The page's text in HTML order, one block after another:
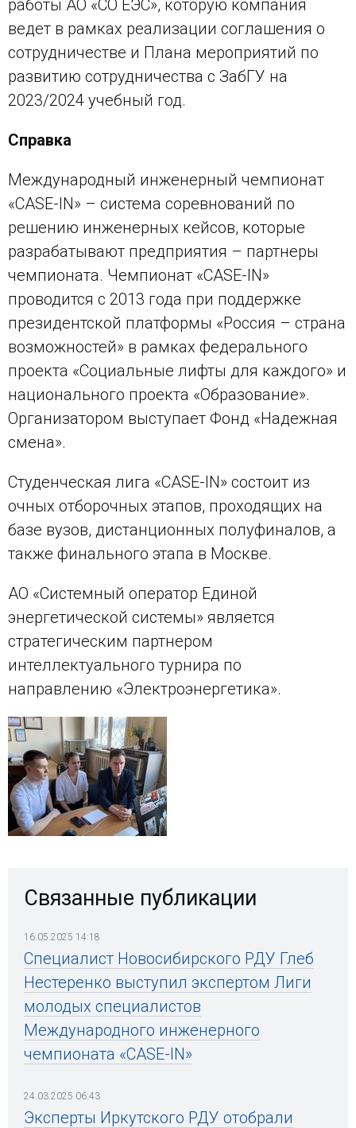
работы АО «СО ЕЭС», которую компания
ведет в рамках реализации соглашения о
сотрудничестве и Плана мероприятий по
развитию сотрудничества с ЗабГУ на
2023/2024 учебный год.
Справка
Международный инженерный чемпионат
«CASE-IN» – система соревнований по
решению инженерных кейсов, которые
разрабатывают предприятия – партнеры
чемпионата. Чемпионат «CASE-IN»
проводится с 2013 года при поддержке
президентской платформы «Россия – страна
возможностей» в рамках федерального
проекта «Социальные лифты для каждого» и
национального проекта «Образование».
Организатором выступает Фонд «Надежная
смена».
Студенческая лига «CASE-IN» состоит из
очных отборочных этапов, проходящих на
базе вузов, дистанционных полуфиналов, а
также финального этапа в Москве.
АО «Системный оператор Единой
энергетической системы» является
стратегическим партнером
интеллектуального турнира по
направлению «Электроэнергетика».
Связанные публикации
16.05.2025 14:18
Специалист Новосибирского РДУ Глеб
Нестеренко выступил экспертом Лиги
молодых специалистов
Международного инженерного
чемпионата «CASE-IN»
24.03.2025 06:43
Эксперты Иркутского РДУ отобрали